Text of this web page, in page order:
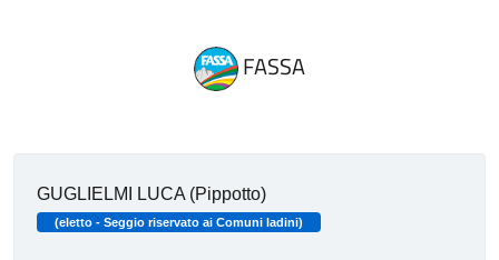
FASSA
GUGLIELMI LUCA (Pippotto)
(eletto - Seggio riservato ai Comuni ladini)